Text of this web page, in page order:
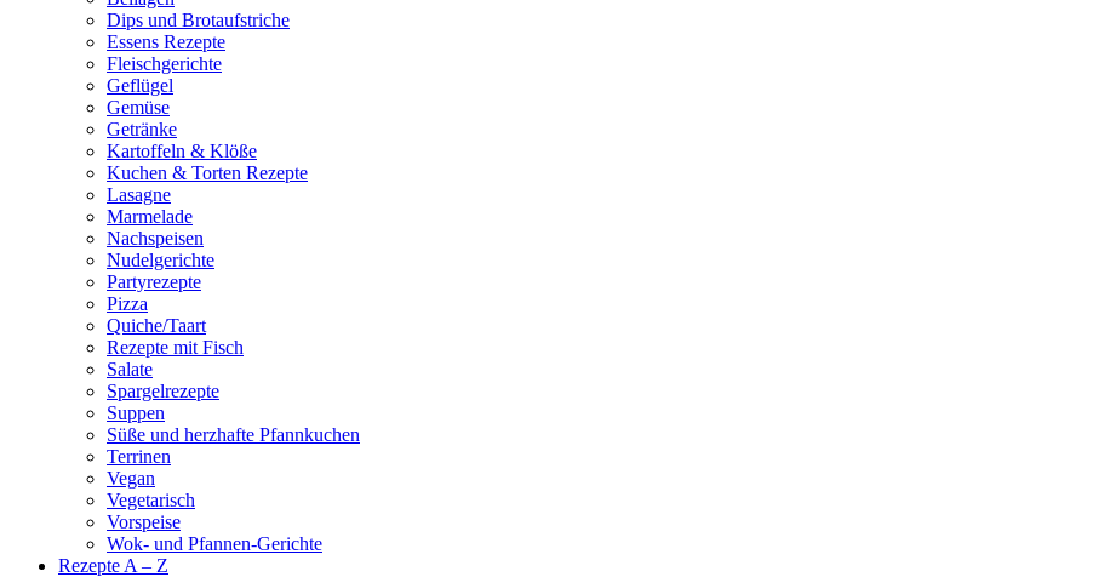
Dips und Brotaufstriche
Essens Rezepte
Fleischgerichte
Geflügel
Gemüse
Getränke
Kartoffeln & Klöße
Kuchen & Torten Rezepte
Lasagne
Marmelade
Nachspeisen
Nudelgerichte
Partyrezepte
Pizza
Quiche/Taart
Rezepte mit Fisch
Salate
Spargelrezepte
Suppen
Süße und herzhafte Pfannkuchen
Terrinen
Vegan
Vegetarisch
Vorspeise
Wok- und Pfannen-Gerichte
Rezepte A – Z